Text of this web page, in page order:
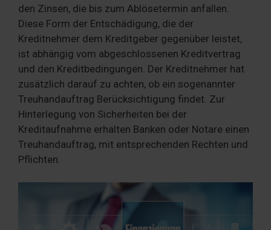
den Zinsen, die bis zum Ablösetermin anfallen.
Diese Form der Entschädigung, die der
Kreditnehmer dem Kreditgeber gegenüber leistet,
ist abhängig vom abgeschlossenen Kreditvertrag
und den Kreditbedingungen. Der Kreditnehmer hat
zusätzlich darauf zu achten, ob ein sogenannter
Treuhandauftrag Berücksichtigung findet. Zur
Hinterlegung von Sicherheiten bei der
Kreditaufnahme erhalten Banken oder Notare einen
Treuhandauftrag, mit entsprechenden Rechten und
Pflichten.